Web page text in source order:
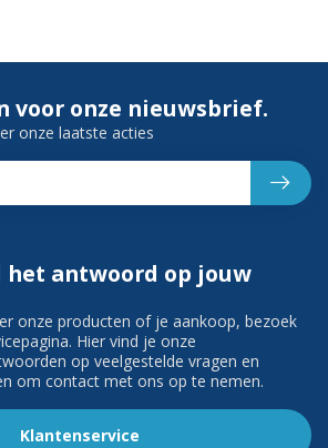
het antwoord op jouw
onze producten of je aankoop, bezoek
Hier vind je onze
op veelgestelde vragen en
om contact met ons op te nemen.
Klantenservice
voor onze nieuwsbrief.
onze laatste acties